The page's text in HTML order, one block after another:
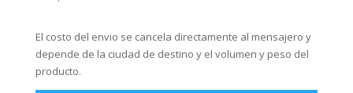
cantidad
El costo del envio se cancela directamente al mensajero y
depende de la ciudad de destino y el volumen y peso del
producto.